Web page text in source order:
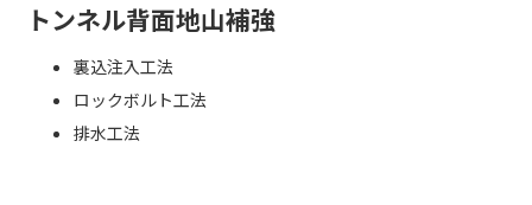
トンネル背面地山補強
裏込注入工法
ロックボルト工法
排水工法